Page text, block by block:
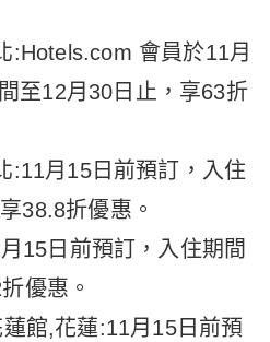
:Hotels.com 會員於11月
至12月30日止，享63折
:11月15日前預訂，入住
38.8折優惠。
15日前預訂，入住期間
優惠。
館,花蓮:11月15日前預